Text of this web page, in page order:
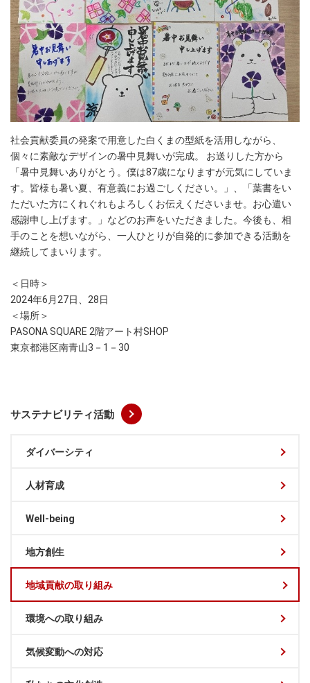
社会貢献委員の発案で用意した白くまの型紙を活用しながら、
個々に素敵なデザインの暑中見舞いが完成。 お送りした方から
「暑中見舞いありがとう。僕は87歳になりますが元気にしていま
す。皆様も暑い夏、有意義にお過ごしください。」、「葉書をい
ただいた方にくれぐれもよろしくお伝えくださいませ。お心遣い
感謝申し上げます。」などのお声をいただきました。今後も、相
手のことを想いながら、一人ひとりが自発的に参加できる活動を
継続してまいります。
＜日時＞
2024年6月27日、28日
＜場所＞
PASONA SQUARE 2階アート村SHOP
東京都港区南青山3－1－30
サステナビリティ活動
ダイバーシティ
人材育成
Well-being
地方創生
地域貢献の取り組み
環境への取り組み
気候変動への対応